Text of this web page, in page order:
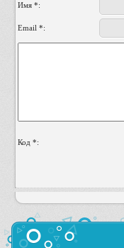
Имя *:
Email *:
Код *: